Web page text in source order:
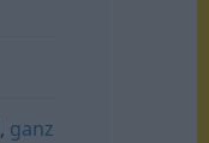
, ganz